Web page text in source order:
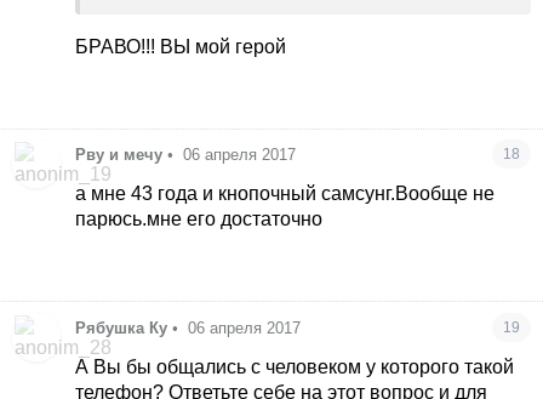
выключайте его перед тем, как сесть в
ухмыляются и считают вас нищебродом. своим
телефоном вы явно показываете, что
находитесь ниже большинства, у которых через
упарываться просмотром аниме, пусть ваш
родитель раз в неделю приходит и приносит
вам еду в полуфабрикатах и выносит мусор.
ибо жизнь бессмысленна и беспощадна без
БРАВО!!! ВЫ мой герой
Рву и мечу • 06 апреля 2017 18
а мне 43 года и кнопочный самсунг.Вообще не
парюсь.мне его достаточно
Рябушка Ку • 06 апреля 2017 19
А Вы бы общались с человеком у которого такой
телефон? Ответьте себе на этот вопрос и для